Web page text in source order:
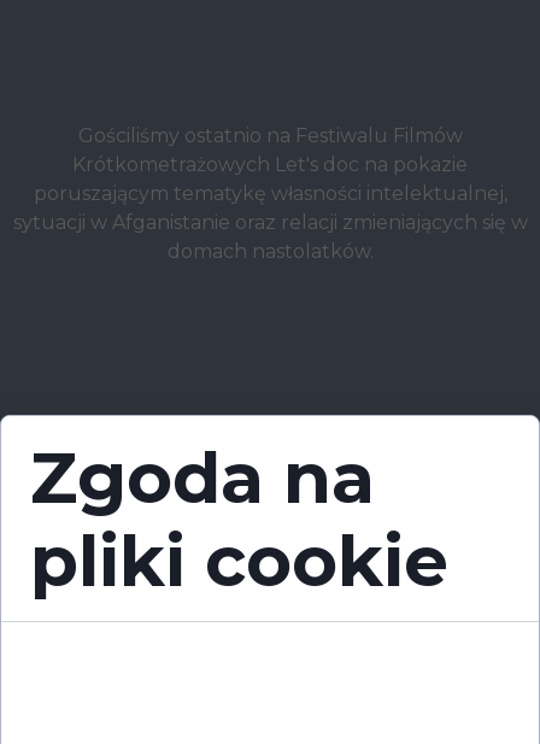
Gościliśmy ostatnio na Festiwalu Filmów
Krótkometrażowych Let's doc na pokazie
poruszającym tematykę własności intelektualnej,
sytuacji w Afganistanie oraz relacji zmieniających się w
domach nastolatków.
Zgoda na
pliki cookie